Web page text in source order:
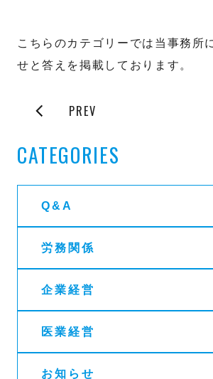
こちらのカテゴリーでは当事務所
せと答えを掲載しております。
PREV
CATEGORIES
Q&A
労務関係
企業経営
医業経営
お知らせ